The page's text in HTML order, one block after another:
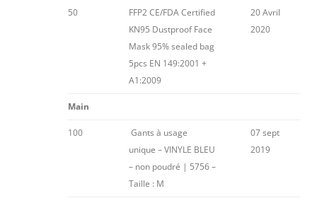
50
FFP2 CE/FDA Certified
KN95 Dustproof Face
Mask 95% sealed bag
5pcs EN 149:2001 +
A1:2009
20 Avril
2020
Main
100
Gants à usage
unique – VINYLE BLEU
– non poudré | 5756 –
Taille : M
07 sept
2019